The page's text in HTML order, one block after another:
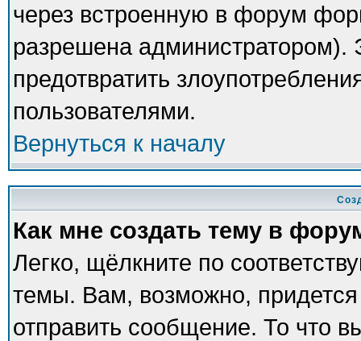
через встроенную в форум
разрешена администратором).
предотвратить
пользователями.
Вернуться к началу
Как мне создать тему в
Легко, щёлкните по
темы. Вам, возможно, придется
отправить сообщение. То что